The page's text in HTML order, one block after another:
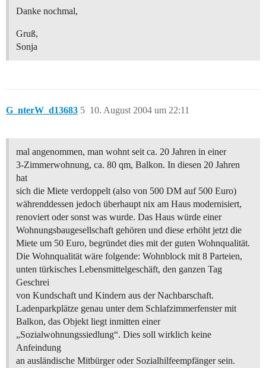
Danke nochmal,
Gruß,
Sonja
G_nterW_d13683 10. August 2004 um 22:11
5
mal angenommen, man wohnt seit ca. 20 Jahren in einer
3-Zimmerwohnung, ca. 80 qm, Balkon. In diesen 20 Jahren
hat
sich die Miete verdoppelt (also von 500 DM auf 500 Euro)
währenddessen jedoch überhaupt nix am Haus modernisiert,
renoviert oder sonst was wurde. Das Haus würde einer
Wohnungsbaugesellschaft gehören und diese erhöht jetzt die
Miete um 50 Euro, begründet dies mit der guten Wohnqualität.
Die Wohnqualität wäre folgende: Wohnblock mit 8 Parteien,
unten türkisches Lebensmittelgeschäft, den ganzen Tag
Geschrei
von Kundschaft und Kindern aus der Nachbarschaft.
Ladenparkplätze genau unter dem Schlafzimmerfenster mit
Balkon, das Objekt liegt inmitten einer
„Sozialwohnungssiedlung“. Dies soll wirklich keine
Anfeindung
an ausländische Mitbürger oder Sozialhilfeempfänger sein.